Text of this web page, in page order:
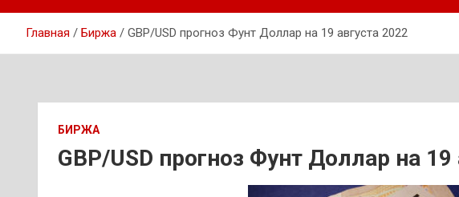
Главная Биржа GBP/USD прогноз Фунт Доллар на 19 августа 2022
БИРЖА
GBP/USD прогноз Фунт Доллар на 19